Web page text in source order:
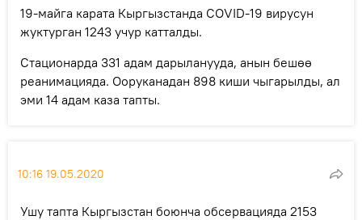
19-майга карата Кыргызстанда COVID-19 вирусун
жуктурган 1243 учур катталды.
Стационарда 331 адам дарыланууда, анын бешөө
реанимацияда. Ооруканадан 898 киши чыгарылды, ал
эми 14 адам каза тапты.
10:16 19.05.2020
Ушу тапта Кыргызстан боюнча обсервацияда 2153